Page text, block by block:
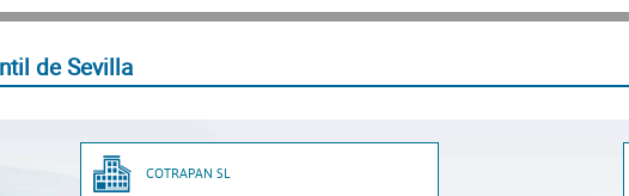
de Sevilla
COTRAPAN SL